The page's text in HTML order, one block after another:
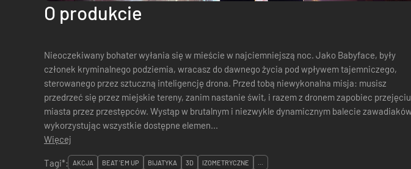
O produkcie
Nieoczekiwany bohater wyłania się w mieście w najciemniejszą noc. Jako Babyface, były
członek kryminalnego podziemia, wracasz do dawnego życia pod wpływem tajemniczego,
sterowanego przez sztuczną inteligencję drona. Przed tobą niewykonalna misja: musisz
przedrzeć się przez miejskie tereny, zanim nastanie świt, i razem z dronem zapobiec przejęciu
miasta przez przestępców. Wystąp w brutalnym i niezwykle dynamicznym balecie zawadiaków,
wykorzystując wszystkie dostępne elemen...
Więcej
Tagi*:
AKCJA BEAT 'EM UP BIJATYKA 3D IZOMETRYCZNE ...